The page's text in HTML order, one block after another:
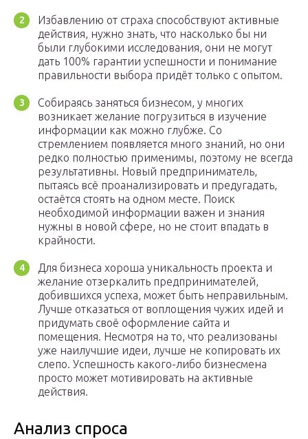
Избавлению от страха способствуют активные
действия, нужно знать, что насколько бы ни
были глубокими исследования, они не могут
дать 100% гарантии успешности и понимание
правильности выбора придёт только с опытом.
Собираясь заняться бизнесом, у многих
возникает желание погрузиться в изучение
информации как можно глубже. Со
стремлением появляется много знаний, но они
редко полностью применимы, поэтому не всегда
результативны. Новый предприниматель,
пытаясь всё проанализировать и предугадать,
остаётся стоять на одном месте. Поиск
необходимой информации важен и знания
нужны в новой сфере, но не стоит впадать в
крайности.
Для бизнеса хороша уникальность проекта и
желание отзеркалить предпринимателей,
добившихся успеха, может быть неправильным.
Лучше отказаться от воплощения чужих идей и
придумать своё оформление сайта и
помещения. Несмотря на то, что реализованы
уже наилучшие идеи, лучше не копировать их
слепо. Успешность какого-либо бизнесмена
просто может мотивировать на активные
действия.
Анализ спроса